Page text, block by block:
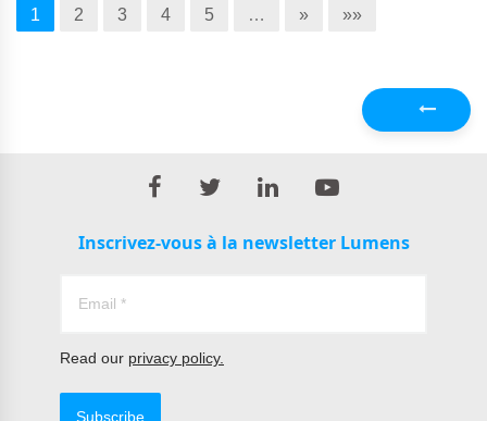
1 2 3 4 5 … » »»
Inscrivez-vous à la newsletter Lumens
Read our privacy policy.
Subscribe